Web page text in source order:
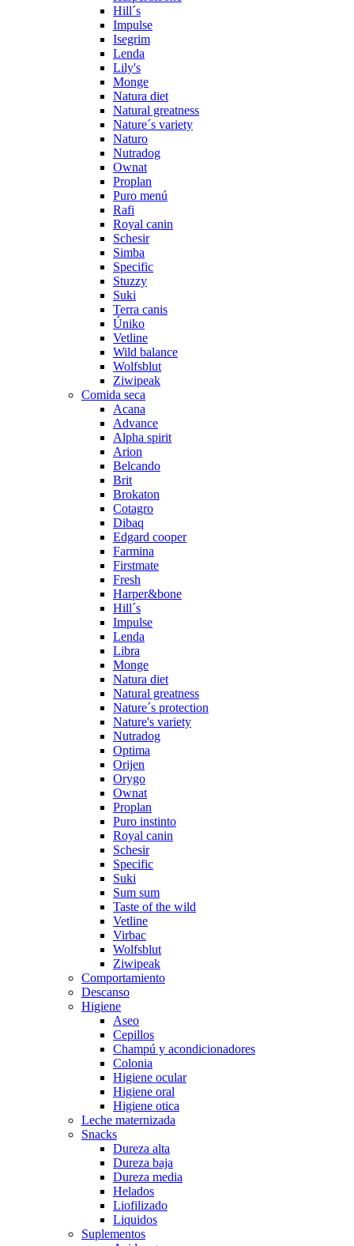
Hill´s
Impulse
Isegrim
Lenda
Lily's
Monge
Natura diet
Natural greatness
Nature´s variety
Naturo
Nutradog
Ownat
Proplan
Puro menú
Rafi
Royal canin
Schesir
Simba
Specific
Stuzzy
Suki
Terra canis
Úniko
Vetline
Wild balance
Wolfsblut
Ziwipeak
Comida seca
Acana
Advance
Alpha spirit
Arion
Belcando
Brit
Brokaton
Cotagro
Dibaq
Edgard cooper
Farmina
Firstmate
Fresh
Harper&bone
Hill´s
Impulse
Lenda
Libra
Monge
Natura diet
Natural greatness
Nature´s protection
Nature's variety
Nutradog
Optima
Orijen
Orygo
Ownat
Proplan
Puro instinto
Royal canin
Schesir
Specific
Suki
Sum sum
Taste of the wild
Vetline
Virbac
Wolfsblut
Ziwipeak
Comportamiento
Descanso
Higiene
Aseo
Cepillos
Champú y acondicionadores
Colonia
Higiene ocular
Higiene oral
Higiene otica
Leche maternizada
Snacks
Dureza alta
Dureza baja
Dureza media
Helados
Liofilizado
Liquidos
Suplementos